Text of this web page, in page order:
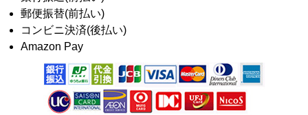
郵便振替(前払い)
コンビニ決済(後払い)
Amazon Pay